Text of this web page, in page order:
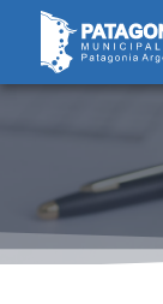
Saltar
contenido